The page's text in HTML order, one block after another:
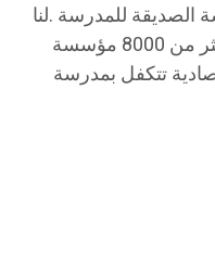
الصديقة للمدرسة .لنا
اقل من5000 مدرسة و اكثر من 8000 مؤسسة
تتكفل بمدرسة